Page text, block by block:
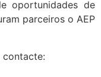
oportunidades de
parceiros o AEP
contacte: